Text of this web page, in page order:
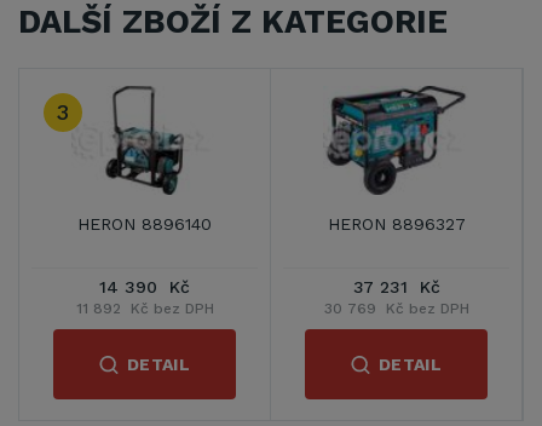
DALŠÍ ZBOŽÍ Z KATEGORIE
3
HERON 8896140
14 390 Kč
11 892 Kč bez DPH
DETAIL
HERON 8896327
37 231 Kč
30 769 Kč bez DPH
DETAIL